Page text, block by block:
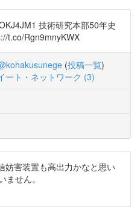
技術研究本部50年史
t.co/Rgn9mnyKWX
(投稿一覧)
ート・ネットワーク (3)
妨害装置も高出力かなと思い
ません。